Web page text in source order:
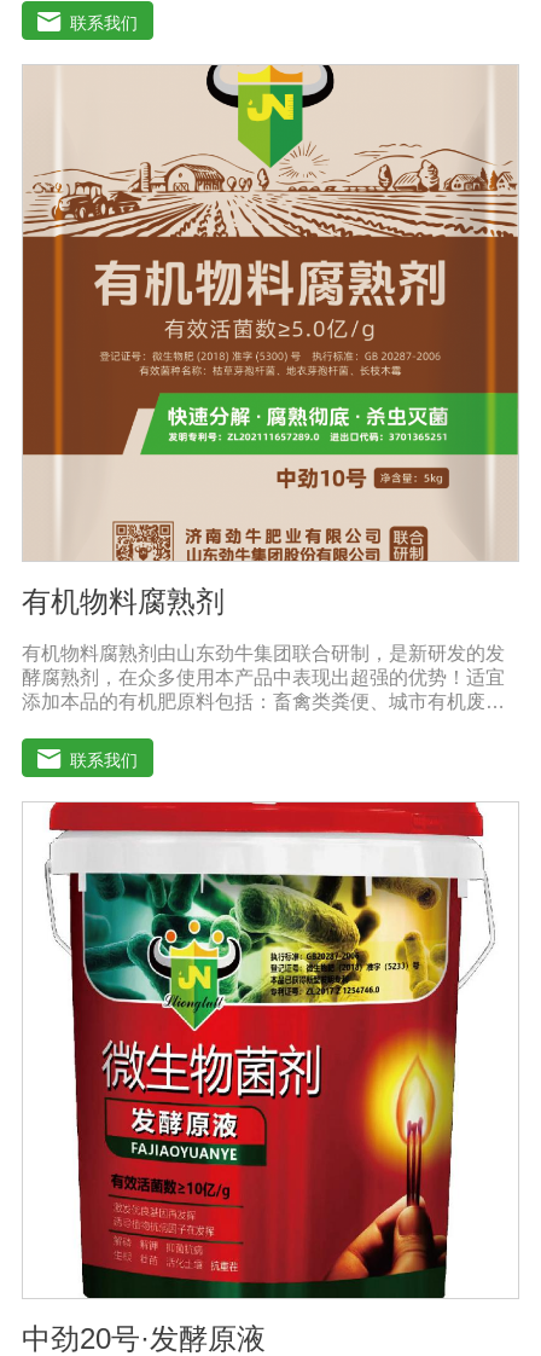
物激素、酸性物质以及维生素，能不同程度地刺激调节植
物生长；并且能产生铁载体、抗生素、系统防卫酶等多种
物质，可以抑制细菌或真菌性病害或诱导系统抗性间接达
到促进植物生长的作用。●传导性强，生根护根，平衡土壤
微生物环境，形成有益菌屏障，提高作物的抗病性，苗齐
旱、药害、盐害等逆境的抗逆能力。●营养丰富，促进植物
生长发育，叶片更加柔软浓绿、毛细根增多，预防早衰，
增产提质。【适用范围】玉米、小麦、果树、土豆、红
薯、辣椒、番茄、黄瓜丶韮菜、甘蓝等瓜果、蔬菜。【注
用，用过农药 的喷雾器一定要认真清洗后在喷菌剂。2.本
品如与化肥混用，要现混现用。【贮 存】于阴凉干燥处保
存，避免阳光直射和雨淋【保 质 期】24个月【性 状】粉
剂【活 菌 数】≥10亿/克
联系我们
有机物料腐熟剂
有机物料腐熟剂由山东劲牛集团联合研制，是新研发的发
酵腐熟剂，在众多使用本产品中表现出超强的优势！适宜
添加本品的有机肥原料包括：畜禽类粪便、城市有机废弃
工废弃料（蔗糖泥、果渣、茶渣、蘑菇渣、酒糟、中草药
残渣、糠醛渣、农作物秸杆等）。【功效特点】1、本产品
适应性广，升温速度快，分解能力强，除臭效果彻底。2、
起温快在温度0℃以上时, 2天温度可升至60℃以上。可充
分分解畜禽类粪便中产生臭味的有机硫化物、有机氨化物
等, 升温后2-3天, 臭味大幅减低。3、发酵周期短15-20天即
可达到基本腐熟状态。4、发酵过程高温(60℃-70℃)持久
能杀灭发酵物中的病菌、虫卵、杂草种子。5、堆肥总养分
损失少, 腐殖质含量高, 钾元素含量增高明显。【用法用
量】 本品1公斤可发酵2-3吨物料。使用时先将发酵剂与稻
糠或玉米面或者干的发酵物料湿均匀, 后掺入发酵物中, 混
匀, 堆成堆(夏天堆高控制在0. 6-1米之间, 冬季0. 8-1. 6米之
间, 并用薄膜或草帘覆盖, 待内部温度升到25℃时, 将覆盖
物揭开)。待温度升到45℃(冬季温度升到55C)以上 时开始
一次翻堆, 以后每当堆温达到60℃以上时需进行翘堆, 15-
20天即可达到基本腐熟状态。
联系我们
中劲20号·发酵原液